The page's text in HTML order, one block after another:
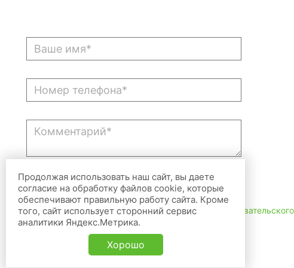
Продолжая использовать наш сайт, вы даете
согласие на обработку файлов cookie, которые
обеспечивают правильную работу сайта. Кроме
того, сайт использует сторонний сервис
аналитики Яндекс.Метрика.
Хорошо
Прикрепить файл
Нажимая на кнопку, я принимаюусловия